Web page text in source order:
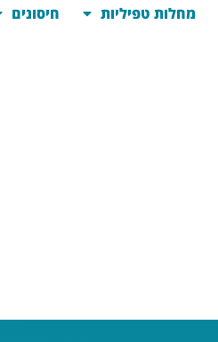
מחלות טפיליות חיסונים